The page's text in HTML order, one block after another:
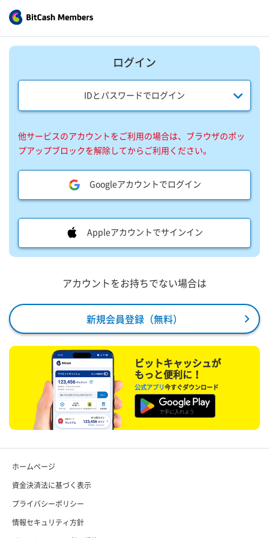
ログイン
IDとパスワードでログイン
他サービスのアカウントをご利用の場合は、ブラウザのポッ
プアップブロックを解除してからご利用ください。
Googleアカウントでログイン
Appleアカウントでサインイン
アカウントをお持ちでない場合は
新規会員登録（無料）
ビットキャッシュが
もっと便利に！
公式アプリ今すぐダウンロード
ホームページ
資金決済法に基づく表示
プライバシーポリシー
情報セキュリティ方針